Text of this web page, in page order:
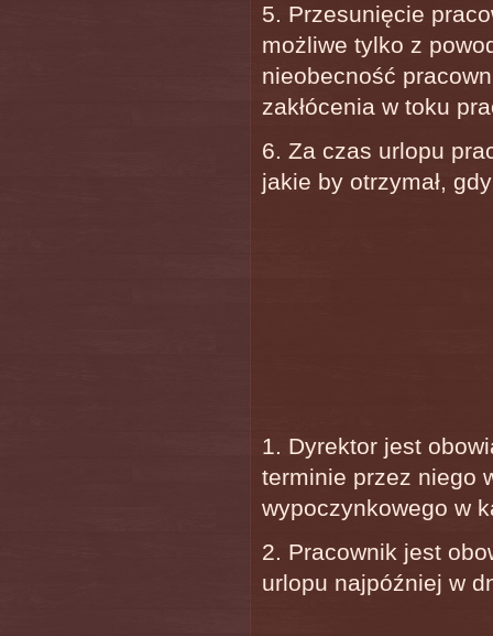
5. Przesunięcie
możliwe tylko z
nieobecność
zakłócenia w toku
6. Za czas urlopu
jakie by otrzymał,
1. Dyrektor jest
terminie przez niego
wypoczynkowego w
2. Pracownik jest
urlopu najpóźniej w